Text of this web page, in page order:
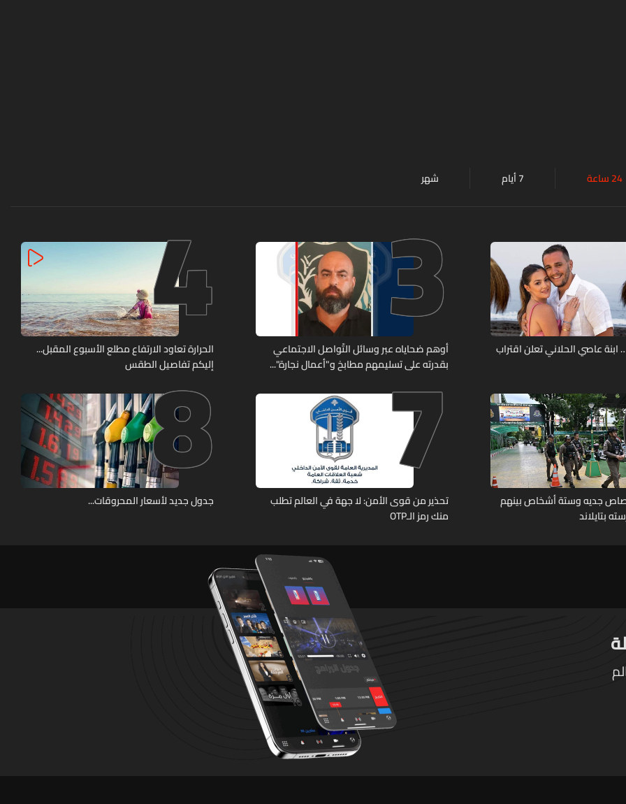
24 ساعة 7 أيام شهر
عاصي الحلاني تعلن اقتراب
3
أوهم ضحاياه عبر وسائل التّواصل الاجتماعي
بقدرته على تسليمهم مطابخ و"أعمال نجارة"...
4
الحرارة تعاود الارتفاع مطلع الأسبوع المقبل...
إليكم تفاصيل الطقس
جديه وستة أشخاص بينهم
بتايلاند
7
تحذير من قوى الأمن: لا جهة في العالم تطلب
منك رمز الـOTP
8
جدول جديد لأسعار المحروقات...